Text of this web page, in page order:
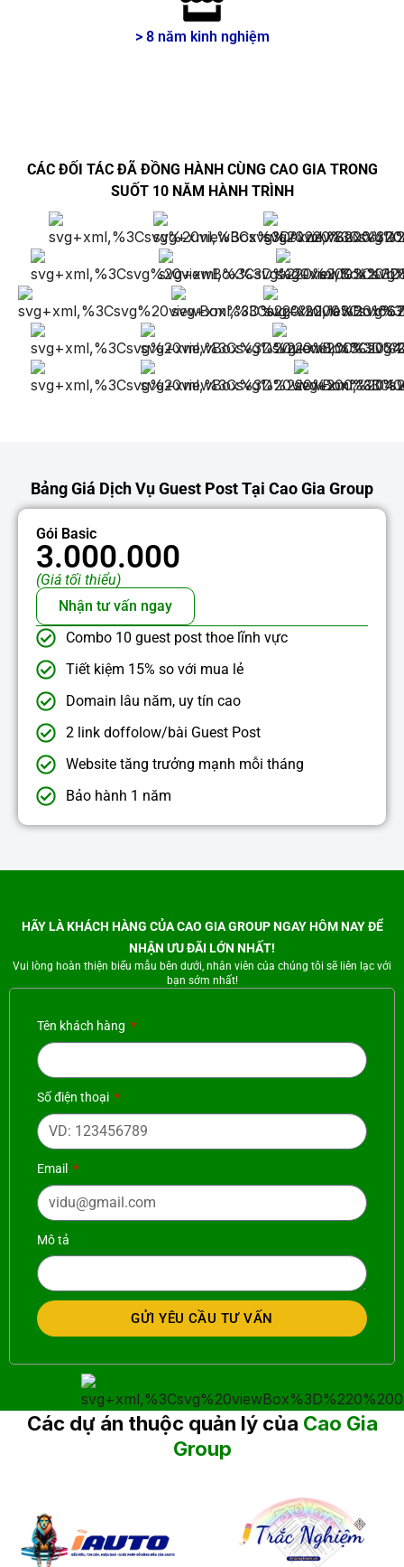
> 8 năm kinh nghiệm
CÁC ĐỐI TÁC ĐÃ ĐỒNG HÀNH CÙNG CAO GIA TRONG
SUỐT 10 NĂM HÀNH TRÌNH
Bảng Giá Dịch Vụ Guest Post Tại Cao Gia Group
Gói Basic
3.000.000
(Giá tối thiểu)
Nhận tư vấn ngay
Combo 10 guest post thoe lĩnh vực
Tiết kiệm 15% so với mua lẻ
Domain lâu năm, uy tín cao
2 link doffolow/bài Guest Post
Website tăng trưởng mạnh mỗi tháng
Bảo hành 1 năm
HÃY LÀ KHÁCH HÀNG CỦA CAO GIA GROUP NGAY HÔM NAY ĐỂ
NHẬN ƯU ĐÃI LỚN NHẤT!
Vui lòng hoàn thiện biểu mẫu bên dưới, nhân viên của chúng tôi sẽ liên lạc với
bạn sớm nhất!
Tên khách hàng
Số điện thoại
Email
Mô tả
GỬI YÊU CẦU TƯ VẤN
Các dự án thuộc quản lý của Cao Gia
Group